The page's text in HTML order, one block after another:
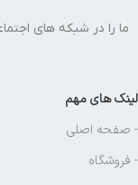
ما را در شبکه های
لینک های مهم
- صفحه اصلی
- فروشگاه